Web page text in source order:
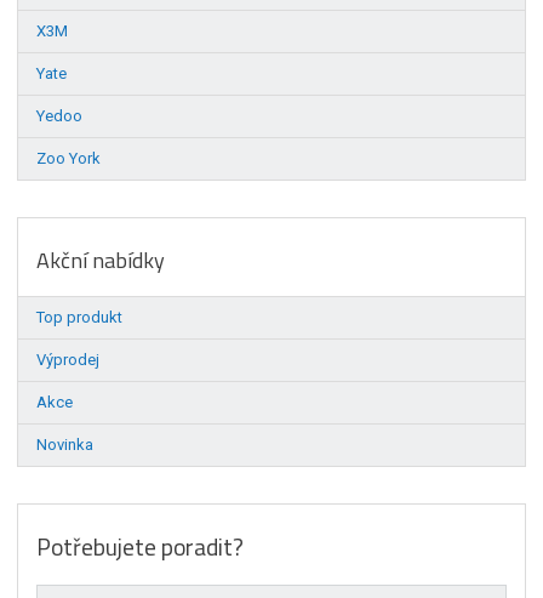
X3M
Yate
Yedoo
Zoo York
Akční nabídky
Top produkt
Výprodej
Akce
Novinka
Potřebujete poradit?